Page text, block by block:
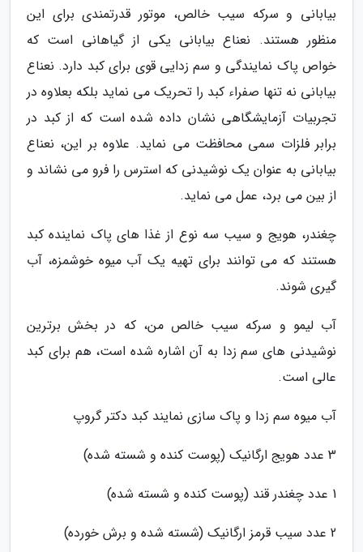
بیابانی و سرکه سیب خالص، موتور قدرتمندی برای این
منظور هستند. نعناع بیابانی یکی از گیاهانی است که
خواص پاک نمایندگی و سم زدایی قوی برای کبد دارد. نعناع
بیابانی نه تنها صفراء کبد را تحریک می نماید بلکه بعلاوه در
تجربیات آزمایشگاهی نشان داده شده است که از کبد در
برابر فلزات سمی محافظت می نماید. علاوه بر این، نعناع
بیابانی به عنوان یک نوشیدنی که استرس را فرو می نشاند و
از بین می برد، عمل می نماید.
چغندر، هویج و سیب سه نوع از غذا های پاک نماینده کبد
هستند که می توانند برای تهیه یک آب میوه خوشمزه، آب
گیری شوند.
آب لیمو و سرکه سیب خالص من، که در بخش برترین
نوشیدنی های سم زدا به آن اشاره شده است، هم برای کبد
عالی است.
آب میوه سم زدا و پاک سازی نمایند کبد دکتر گروپ
3 عدد هویج ارگانیک (پوست کنده و شسته شده)
1 عدد چغندر قند (پوست کنده و شسته شده)
2 عدد سیب قرمز ارگانیک (شسته شده و برش خورده)